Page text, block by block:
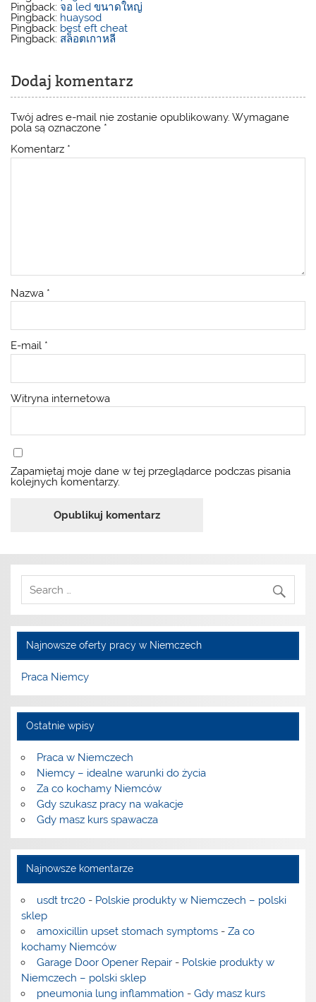
Pingback: จอ led ขนาดใหญ่
Pingback: huaysod
Pingback: best eft cheat
Pingback: สล็อตเกาหลี
Dodaj komentarz
Twój adres e-mail nie zostanie opublikowany. Wymagane
pola są oznaczone *
Komentarz *
Nazwa *
E-mail *
Witryna internetowa
Zapamiętaj moje dane w tej przeglądarce podczas pisania
kolejnych komentarzy.
Najnowsze oferty pracy w Niemczech
Praca Niemcy
Ostatnie wpisy
Praca w Niemczech
Niemcy – idealne warunki do życia
Za co kochamy Niemców
Gdy szukasz pracy na wakacje
Gdy masz kurs spawacza
Najnowsze komentarze
usdt trc20- Polskie produkty w Niemczech – polski
sklep
amoxicillin upset stomach symptoms- Za co
kochamy Niemców
Garage Door Opener Repair- Polskie produkty w
Niemczech – polski sklep
pneumonia lung inflammation - Gdy masz kurs